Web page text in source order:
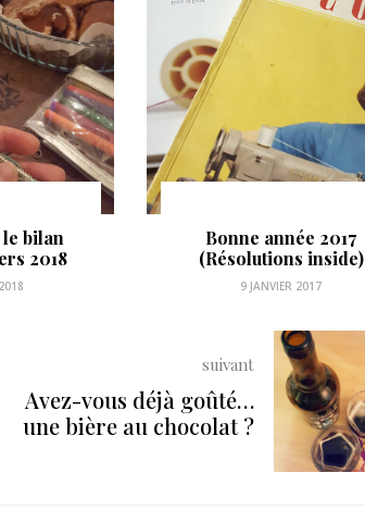
le bilan
2018
Bonne année 2017
(Résolutions inside)
9 JANVIER 2017
suivant
Avez-vous déjà goûté…
une bière au chocolat ?